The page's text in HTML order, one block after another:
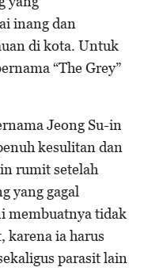
inang dan
di kota. Untuk
“The Grey”
Jeong Su-in
kesulitan dan
rumit setelah
yang gagal
membuatnya tidak
karena ia harus
parasit lain